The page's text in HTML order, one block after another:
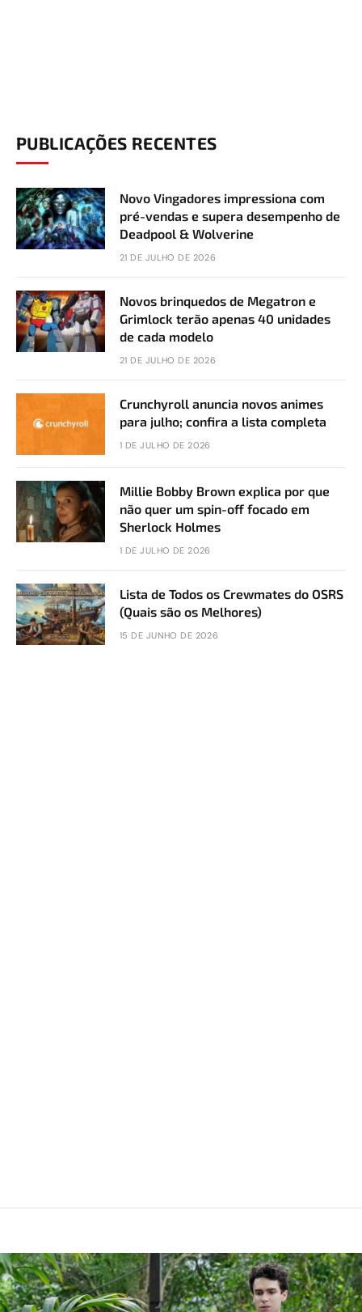
PUBLICAÇÕES RECENTES
Novo Vingadores impressiona com
pré-vendas e supera desempenho de
Deadpool & Wolverine
21 DE JULHO DE 2026
Novos brinquedos de Megatron e
Grimlock terão apenas 40 unidades
de cada modelo
21 DE JULHO DE 2026
Crunchyroll anuncia novos animes
para julho; confira a lista completa
1 DE JULHO DE 2026
Millie Bobby Brown explica por que
não quer um spin-off focado em
Sherlock Holmes
1 DE JULHO DE 2026
Lista de Todos os Crewmates do OSRS
(Quais são os Melhores)
15 DE JUNHO DE 2026